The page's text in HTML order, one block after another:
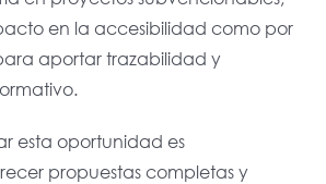
en la accesibilidad como por
aportar trazabilidad y
esta oportunidad es
propuestas completas y